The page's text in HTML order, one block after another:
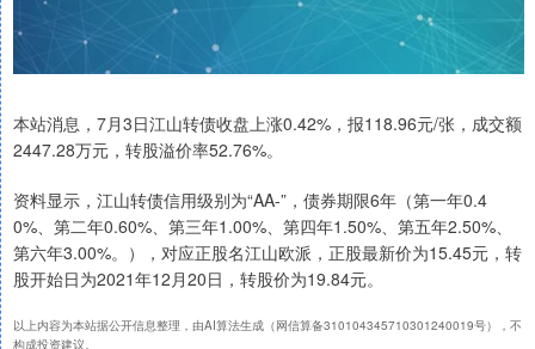
本站消息，7月3日江山转债收盘上涨0.42%，报118.96元/张，成交额
2447.28万元，转股溢价率52.76%。
资料显示，江山转债信用级别为“AA-”，债券期限6年（第一年0.4
0%、第二年0.60%、第三年1.00%、第四年1.50%、第五年2.50%、
第六年3.00%。），对应正股名江山欧派，正股最新价为15.45元，转
股开始日为2021年12月20日，转股价为19.84元。
以上内容为本站据公开信息整理，由AI算法生成（网信算备310104345710301240019号），不
构成投资建议。